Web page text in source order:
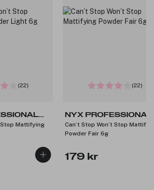
(22)
Stop Mattifying
(22)
NYX PROFESSIONAL
MAKEUP
Can’t Stop Won’t Stop
Powder Fair 6g
179 kr